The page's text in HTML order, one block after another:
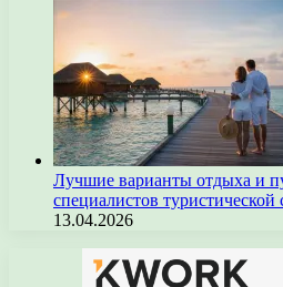
Лучшие варианты отдыха и
специалистов туристической
13.04.2026